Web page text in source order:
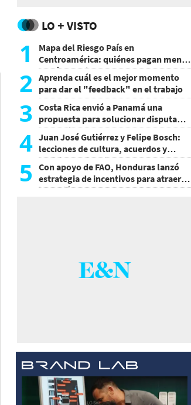
LO + VISTO
1
Mapa del Riesgo País en
Centroamérica: quiénes pagan menos
y cuáles mejoraron
2 Aprenda cuál es el mejor momento
para dar el "feedback" en el trabajo
3 Costa Rica envió a Panamá una
propuesta para solucionar disputa
comercial
4 Juan José Gutiérrez y Felipe Bosch:
lecciones de cultura, acuerdos y
decisiones sin miedo
5
Con apoyo de FAO, Honduras lanzó
estrategia de incentivos para atraer
inversión al agro